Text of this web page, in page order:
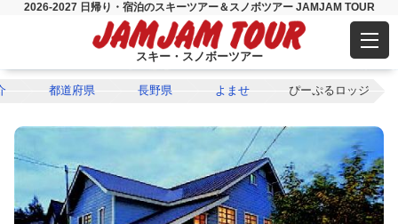
2026-2027 日帰り・宿泊のスキーツアー＆スノボツアー JAMJAM TOUR
スキー・スノボーツアー
都道府県 長野県 よませ ぴーぷるロッジ